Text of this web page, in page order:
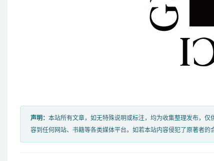
声明： 本站所有文章，如无特殊说明或标注，均为收集整理发布，
容到任何网站、书籍等各类媒体平台。如若本站内容侵犯了原著者